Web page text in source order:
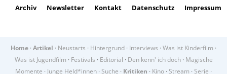
Archiv Newsletter Kontakt Datenschutz Impressum
Home · Artikel · Neustarts · Hintergrund · Interviews · Was ist Kinderfilm ·
Was ist Jugendfilm · Festivals · Editorial · Den kenn' ich doch· Magische
Momente · Junge Held*innen · Suche · Kritiken · Kino · Stream · Serie ·